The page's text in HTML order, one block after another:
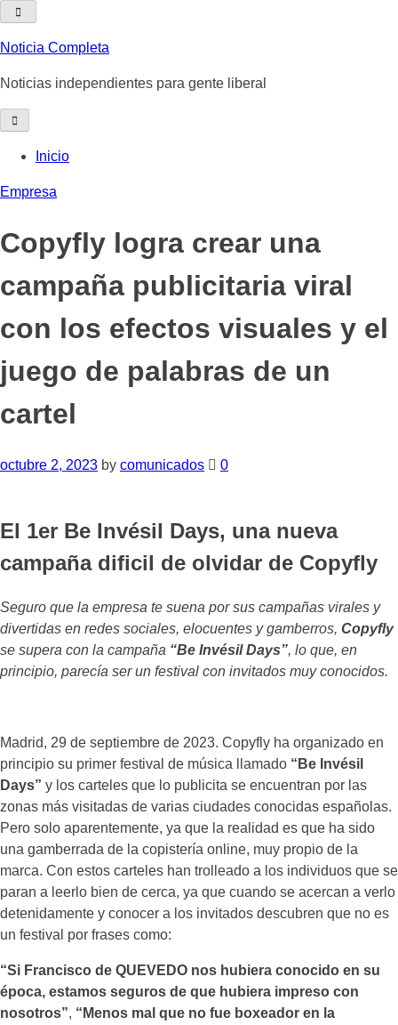
content
Noticia Completa
Noticias independientes para gente liberal
Inicio
Empresa
Copyfly logra crear una
campaña publicitaria viral
con los efectos visuales y el
juego de palabras de un
cartel
octubre 2, 2023 by comunicados 0
El 1er Be Invésil Days, una nueva
campaña dificil de olvidar de Copyfly
Seguro que la empresa te suena por sus campañas virales y
divertidas en redes sociales, elocuentes y gamberros, Copyfly
se supera con la campaña “Be Invésil Days”, lo que, en
principio, parecía ser un festival con invitados muy conocidos.
Madrid, 29 de septiembre de 2023. Copyfly ha organizado en
principio su primer festival de música llamado “Be Invésil
Days” y los carteles que lo publicita se encuentran por las
zonas más visitadas de varias ciudades conocidas españolas.
Pero solo aparentemente, ya que la realidad es que ha sido
una gamberrada de la copistería online, muy propio de la
marca. Con estos carteles han trolleado a los individuos que se
paran a leerlo bien de cerca, ya que cuando se acercan a verlo
detenidamente y conocer a los invitados descubren que no es
un festival por frases como:
“Si Francisco de QUEVEDO nos hubiera conocido en su
época, estamos seguros de que hubiera impreso con
nosotros”, “Menos mal que no fue boxeador en la